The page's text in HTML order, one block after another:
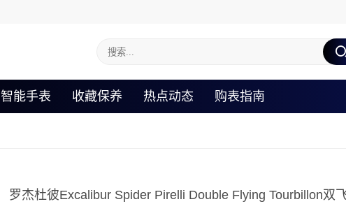
智能手表 收藏保养 热点动态 购表指南
罗杰杜彼Excalibur Spider Pirelli Double Flying Tourbillon双